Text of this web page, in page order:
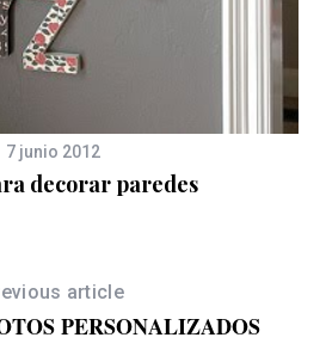
7 junio 2012
decorar paredes
article
PERSONALIZADOS